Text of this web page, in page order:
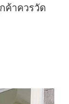
ค้าควรวัด